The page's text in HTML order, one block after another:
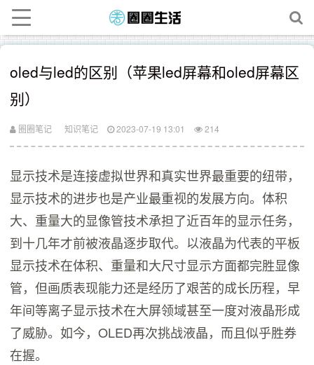
oled与led的区别（苹果led屏幕和oled屏幕区
别）
圈圈笔记 知识笔记 2023-07-19 13:01 214
显示技术是连接虚拟世界和真实世界最重要的纽带，
显示技术的进步也是产业最重视的发展方向。体积
大、重量大的显像管技术承担了近百年的显示任务，
到十几年才前被液晶逐步取代。以液晶为代表的平板
显示技术在体积、重量和大尺寸显示方面都完胜显像
管，但画质表现能力还是经历了艰苦的成长历程，早
年间等离子显示技术在大屏领域甚至一度对液晶形成
了威胁。如今，OLED再次挑战液晶，而且似乎胜券
在握。